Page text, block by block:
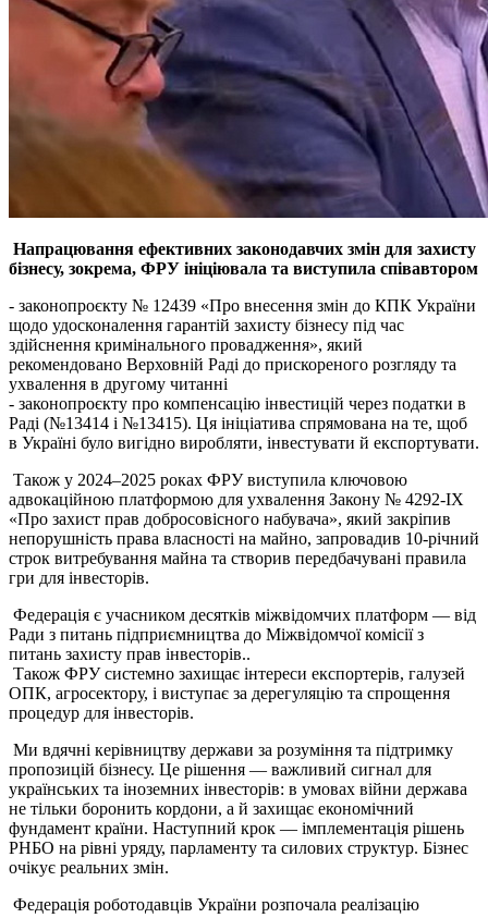
Напрацювання ефективних законодавчих змін для захисту
бізнесу, зокрема, ФРУ ініціювала та виступила співавтором
- законопроєкту № 12439 «Про внесення змін до КПК України
щодо удосконалення гарантій захисту бізнесу під час
здійснення кримінального провадження», який
рекомендовано Верховній Раді до прискореного розгляду та
ухвалення в другому читанні
- законопроєкту про компенсацію інвестицій через податки в
Раді (№13414 і №13415). Ця ініціатива спрямована на те, щоб
в Україні було вигідно виробляти, інвестувати й експортувати.
Також у 2024–2025 роках ФРУ виступила ключовою
адвокаційною платформою для ухвалення Закону № 4292-IX
«Про захист прав добросовісного набувача», який закріпив
непорушність права власності на майно, запровадив 10-річний
строк витребування майна та створив передбачувані правила
гри для інвесторів.
Федерація є учасником десятків міжвідомчих платформ — від
Ради з питань підприємництва до Міжвідомчої комісії з
питань захисту прав інвесторів..
Також ФРУ системно захищає інтереси експортерів, галузей
ОПК, агросектору, і виступає за дерегуляцію та спрощення
процедур для інвесторів.
Ми вдячні керівництву держави за розуміння та підтримку
пропозицій бізнесу. Це рішення — важливий сигнал для
українських та іноземних інвесторів: в умовах війни держава
не тільки боронить кордони, а й захищає економічний
фундамент країни. Наступний крок — імплементація рішень
РНБО на рівні уряду, парламенту та силових структур. Бізнес
очікує реальних змін.
Федерація роботодавців України розпочала реалізацію